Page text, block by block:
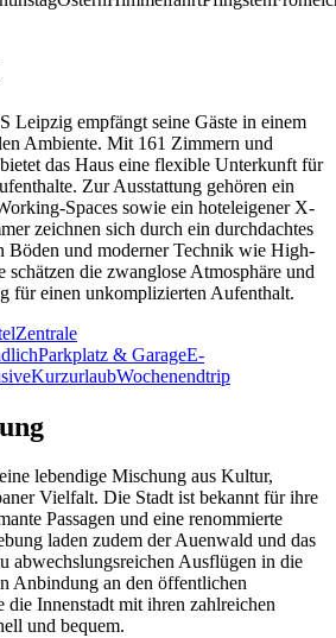
Leipzig empfängt seine Gäste in einem
Ambiente. Mit 161 Zimmern und
das Haus eine flexible Unterkunft für
Zur Ausstattung gehören ein
Spaces sowie ein hoteleigener X-
zeichnen sich durch ein durchdachtes
Böden und moderner Technik wie High-
schätzen die zwanglose Atmosphäre und
für einen unkomplizierten Aufenthalt.
Zentrale
Parkplatz & GarageE-
KurzurlaubWochenendtrip
lebendige Mischung aus Kultur,
Vielfalt. Die Stadt ist bekannt für ihre
Passagen und eine renommierte
laden zudem der Auenwald und das
abwechslungsreichen Ausflügen in die
Anbindung an den öffentlichen
die Innenstadt mit ihren zahlreichen
und bequem.